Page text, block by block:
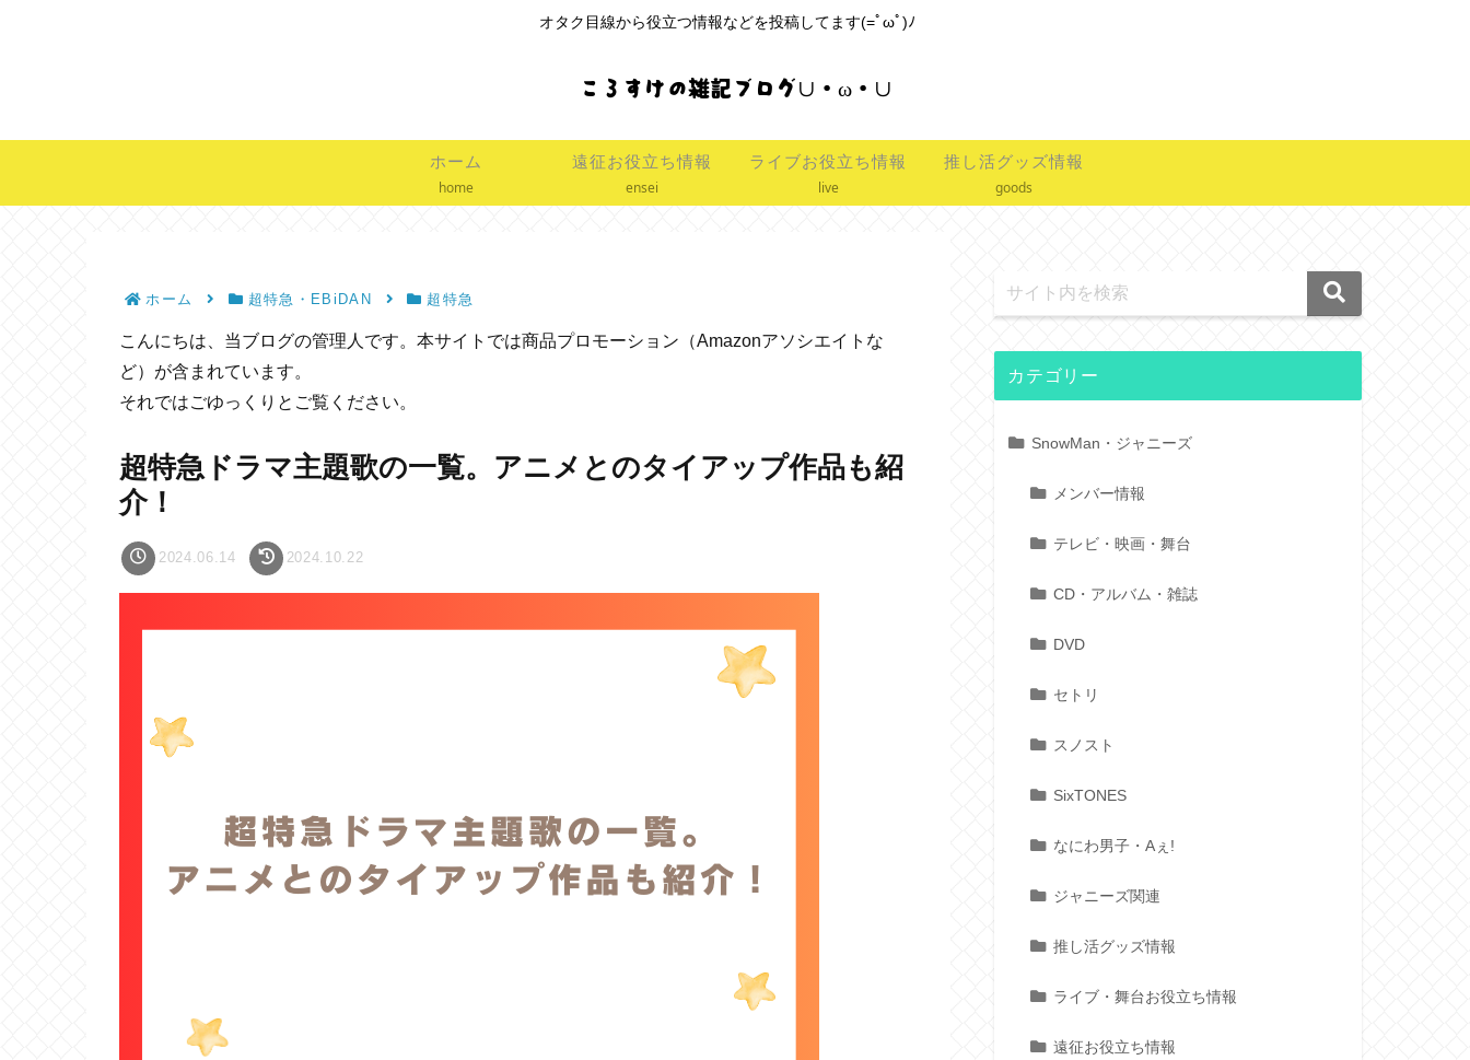
オタク目線から役立つ情報などを投稿してます(=ﾟωﾟ)ﾉ
ころすけの雑記ブログ∪・ω・∪
ホーム
home
遠征お役立ち情報
ensei
ライブお役立ち情報
live
推し活グッズ情報
goods
ホーム 超特急・EBiDAN 超特急
こんにちは、当ブログの管理人です。本サイトでは商品プロモーション（Amazonアソシエイトな
ど）が含まれています。
それではごゆっくりとご覧ください。
超特急ドラマ主題歌の一覧。アニメとのタイアップ作品も紹
介！
2024.06.14 2024.10.22
カテゴリー
SnowMan・ジャニーズ
メンバー情報
テレビ・映画・舞台
CD・アルバム・雑誌
DVD
セトリ
スノスト
SixTONES
なにわ男子・Aぇ!
ジャニーズ関連
推し活グッズ情報
ライブ・舞台お役立ち情報
遠征お役立ち情報